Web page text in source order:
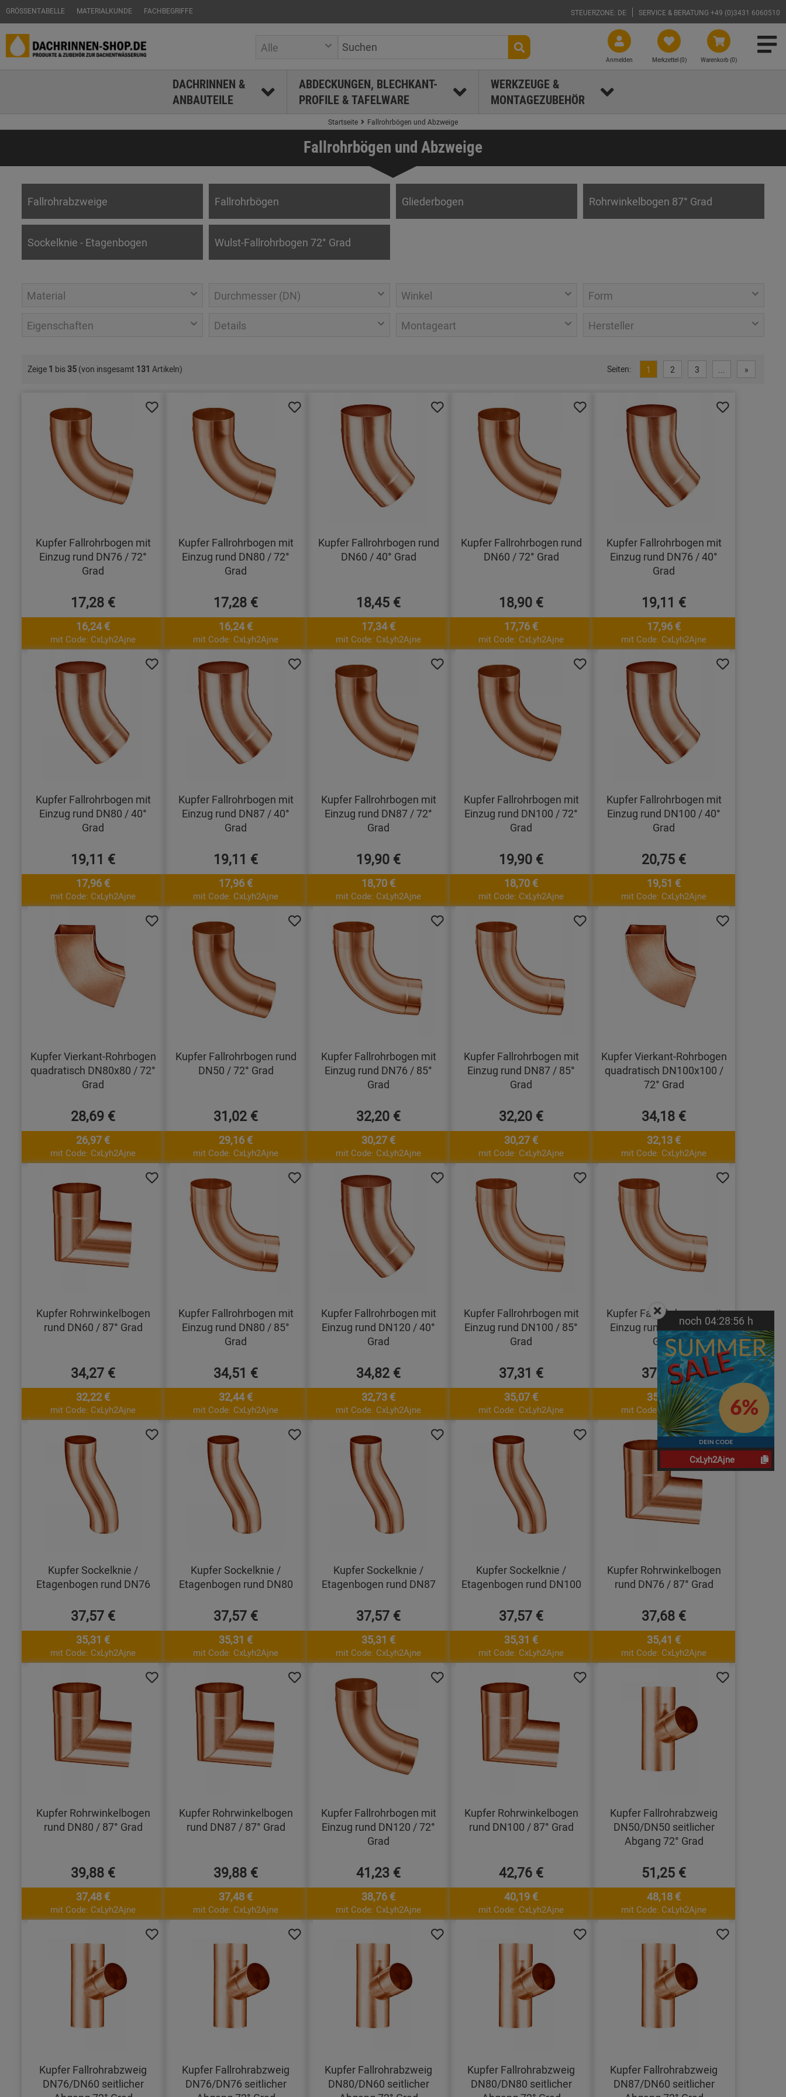
GRÖSSENTABELLE MATERIALKUNDE FACHBEGRIFFE STEUERZONE: DE SERVICE & BERATUNG +49 (0)3431 6060510
Warenkorb (0)
Merkzettel (0)
Anmelden
Alle
DACHRINNEN &
ANBAUTEILE
ABDECKUNGEN, BLECHKANT-
PROFILE & TAFELWARE
WERKZEUGE &
MONTAGEZUBEHÖR
Startseite Fallrohrbögen und Abzweige
Fallrohrbögen und Abzweige
Fallrohrabzweige Fallrohrbögen Gliederbogen Rohrwinkelbogen 87° Grad
Sockelknie - Etagenbogen Wulst-Fallrohrbogen 72° Grad
Material Durchmesser (DN) Winkel Form
Eigenschaften Details Montageart Hersteller
Zeige 1 bis 35 (von insgesamt 131 Artikeln) Seiten: 1 2 3 ... »
Kupfer Fallrohrbogen mit
Einzug rund DN76 / 72°
Grad
17,28 €
16,24 €
mit Code: CxLyh2Ajne
Kupfer Fallrohrbogen mit
Einzug rund DN80 / 72°
Grad
17,28 €
16,24 €
mit Code: CxLyh2Ajne
Kupfer Fallrohrbogen rund
DN60 / 40° Grad
18,45 €
17,34 €
mit Code: CxLyh2Ajne
Kupfer Fallrohrbogen rund
DN60 / 72° Grad
18,90 €
17,76 €
mit Code: CxLyh2Ajne
Kupfer Fallrohrbogen mit
Einzug rund DN76 / 40°
Grad
19,11 €
17,96 €
mit Code: CxLyh2Ajne
Kupfer Fallrohrbogen mit
Einzug rund DN80 / 40°
Grad
19,11 €
17,96 €
mit Code: CxLyh2Ajne
Kupfer Fallrohrbogen mit
Einzug rund DN87 / 40°
Grad
19,11 €
17,96 €
mit Code: CxLyh2Ajne
Kupfer Fallrohrbogen mit
Einzug rund DN87 / 72°
Grad
19,90 €
18,70 €
mit Code: CxLyh2Ajne
Kupfer Fallrohrbogen mit
Einzug rund DN100 / 72°
Grad
19,90 €
18,70 €
mit Code: CxLyh2Ajne
Kupfer Fallrohrbogen mit
Einzug rund DN100 / 40°
Grad
20,75 €
19,51 €
mit Code: CxLyh2Ajne
Kupfer Vierkant-Rohrbogen
quadratisch DN80x80 / 72°
Grad
28,69 €
26,97 €
mit Code: CxLyh2Ajne
Kupfer Fallrohrbogen rund
DN50 / 72° Grad
31,02 €
29,16 €
mit Code: CxLyh2Ajne
Kupfer Fallrohrbogen mit
Einzug rund DN76 / 85°
Grad
32,20 €
30,27 €
mit Code: CxLyh2Ajne
Kupfer Fallrohrbogen mit
Einzug rund DN87 / 85°
Grad
32,20 €
30,27 €
mit Code: CxLyh2Ajne
Kupfer Vierkant-Rohrbogen
quadratisch DN100x100 /
72° Grad
34,18 €
32,13 €
mit Code: CxLyh2Ajne
Kupfer Rohrwinkelbogen
rund DN60 / 87° Grad
34,27 €
32,22 €
mit Code: CxLyh2Ajne
Kupfer Fallrohrbogen mit
Einzug rund DN80 / 85°
Grad
34,51 €
32,44 €
mit Code: CxLyh2Ajne
Kupfer Fallrohrbogen mit
Einzug rund DN120 / 40°
Grad
34,82 €
32,73 €
mit Code: CxLyh2Ajne
Kupfer Fallrohrbogen mit
Einzug rund DN100 / 85°
Grad
37,31 €
35,07 €
mit Code: CxLyh2Ajne
Kupfer Fallrohrbogen mit
Einzug rund DN60 / 85°
Grad
37,44 €
35,19 €
mit Code: CxLyh2Ajne
Kupfer Sockelknie /
Etagenbogen rund DN76
37,57 €
35,31 €
mit Code: CxLyh2Ajne
Kupfer Sockelknie /
Etagenbogen rund DN80
37,57 €
35,31 €
mit Code: CxLyh2Ajne
Kupfer Sockelknie /
Etagenbogen rund DN87
37,57 €
35,31 €
mit Code: CxLyh2Ajne
Kupfer Sockelknie /
Etagenbogen rund DN100
37,57 €
35,31 €
mit Code: CxLyh2Ajne
Kupfer Rohrwinkelbogen
rund DN76 / 87° Grad
37,68 €
35,41 €
mit Code: CxLyh2Ajne
Kupfer Rohrwinkelbogen
rund DN80 / 87° Grad
39,88 €
37,48 €
mit Code: CxLyh2Ajne
Kupfer Rohrwinkelbogen
rund DN87 / 87° Grad
39,88 €
37,48 €
mit Code: CxLyh2Ajne
Kupfer Fallrohrbogen mit
Einzug rund DN120 / 72°
Grad
41,23 €
38,76 €
mit Code: CxLyh2Ajne
Kupfer Rohrwinkelbogen
rund DN100 / 87° Grad
42,76 €
40,19 €
mit Code: CxLyh2Ajne
Kupfer Fallrohrabzweig
DN50/DN50 seitlicher
Abgang 72° Grad
51,25 €
48,18 €
mit Code: CxLyh2Ajne
Kupfer Fallrohrabzweig
DN76/DN60 seitlicher
Kupfer Fallrohrabzweig
DN76/DN76 seitlicher
Kupfer Fallrohrabzweig
DN80/DN60 seitlicher
Kupfer Fallrohrabzweig
DN80/DN80 seitlicher
Kupfer Fallrohrabzweig
DN87/DN60 seitlicher
noch 04:28:55 h
CxLyh2Ajne